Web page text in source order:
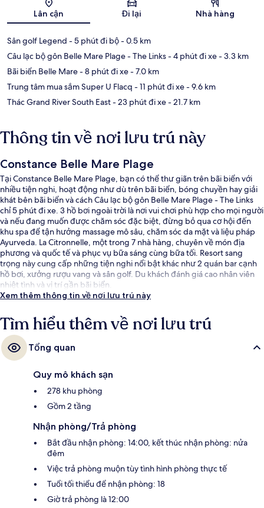
Bản đồ
Lân cận Đi lại Nhà hàng
Sân golf Legend - 5 phút đi bộ- 0.5 km
Câu lạc bộ gôn Belle Mare Plage - The Links- 4 phút đi xe- 3.3 km
Bãi biển Belle Mare- 8 phút đi xe- 7.0 km
Trung tâm mua sắm Super U Flacq - 11 phút đi xe- 9.6 km
Thác Grand River South East- 23 phút đi xe- 21.7 km
Thông tin về nơi lưu trú này
Constance Belle Mare Plage
Tại Constance Belle Mare Plage, bạn có thể thư giãn trên bãi biển với
nhiều tiện nghi, hoạt động như dù trên bãi biển, bóng chuyền hay giải
khát bên bãi biển và cách Câu lạc bộ gôn Belle Mare Plage - The Links
chỉ 5 phút đi xe. 3 hồ bơi ngoài trời là nơi vui chơi phù hợp cho mọi người
và nếu đang muốn được chăm sóc đặc biệt, đừng bỏ qua cơ hội đến
khu spa để tận hưởng massage mô sâu, chăm sóc da mặt và liệu pháp
Ayurveda. La Citronnelle, một trong 7 nhà hàng, chuyên về món địa
phương và quốc tế và phục vụ bữa sáng cùng bữa tối. Resort sang
trọng này cung cấp những tiện nghi nổi bật khác như 2 quán bar cạnh
hồ bơi, xưởng rượu vang và sân golf. Du khách đánh giá cao nhân viên
nhiệt tình và vị trí gần bãi biển.
Xem thêm thông tin về nơi lưu trú này
Tìm hiểu thêm về nơi lưu trú
Tổng quan
Quy mô khách sạn
278 khu phòng
Gồm 2 tầng
Nhận phòng/Trả phòng
Bắt đầu nhận phòng: 14:00, kết thúc nhận phòng: nửa
đêm
Việc trả phòng muộn tùy tình hình phòng thực tế
Tuổi tối thiểu để nhận phòng: 18
Giờ trả phòng là 12:00